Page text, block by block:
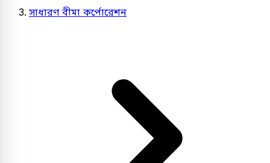
সাধারণ বীমা কর্পোরেশন